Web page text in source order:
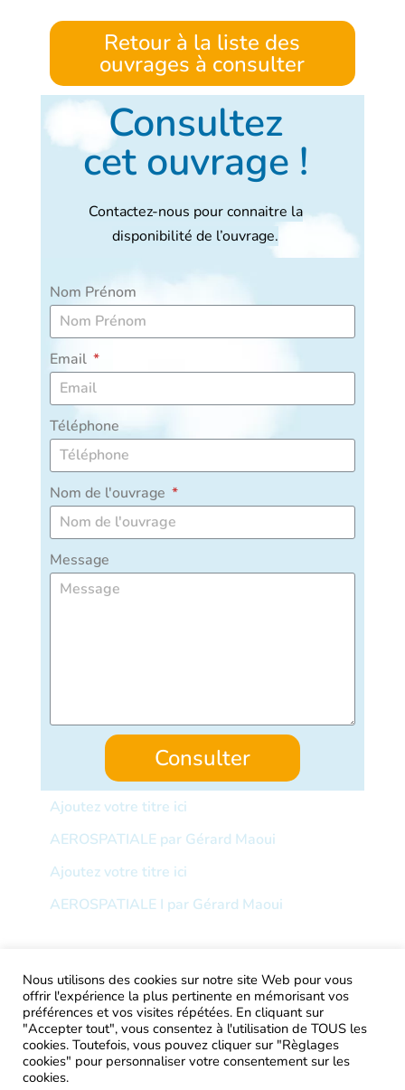
Retour à la liste des
ouvrages à consulter
Consultez
cet ouvrage !
Contactez-nous pour connaitre la
disponibilité de l’ouvrage.
Nom Prénom
Email
Téléphone
Nom de l'ouvrage
Message
Consulter
Ajoutez votre titre ici
AEROSPATIALE par Gérard Maoui
Ajoutez votre titre ici
AEROSPATIALE I par Gérard Maoui
AIRtage 2024© Tous droits réservés
Mentions légales
Contactez-nous !
Nous utilisons des cookies sur notre site Web pour vous
offrir l'expérience la plus pertinente en mémorisant vos
préférences et vos visites répétées. En cliquant sur
"Accepter tout", vous consentez à l'utilisation de TOUS les
cookies. Toutefois, vous pouvez cliquer sur "Règlages
cookies" pour personnaliser votre consentement sur les
cookies.